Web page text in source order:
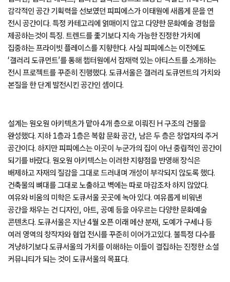
감각적인 공간 기획력을 선보였던 피피에스가 이태원에 새롭게 문을 연
전시 공간이다. 특정 카테고리에 얽매이지 않고 다양한 문화예술 경험을
제공하는것이 특징. 트렌드를 좇기보다 지속 가능한 진정한 가치에
집중하는 프라이빗 플레이스를 지향한다. 사실 피피에스는 이전에도
‘갤러리 도큐먼트’를 통해 챕터원에서 잠재력 있는 아티스트를 소개하는
전시 프로젝트를 꾸준히 진행했다. 도큐서울은 갤러리 도큐먼트의 가치와
본질을 한 단계 발전시킨 공간인 셈이다.
설계는 원오원 아키텍츠가 맡아 4개 층으로 이뤄진 H 구조의 건물을
완성했다. 지하 1층과 1층은 복합 문화 공간, 남은 두 층은 창업자의 주거
공간이다. 하지만 피피에스는 이곳이 누군가의 집이 아닌 중립적인 공간이
되기를 바랐다. 원오원 아키텍스는 이러한 지향점을 반영해 장식은
배제하고 자재의 질감을 그대로 드러내며 개성이 부각되지 않도록 했다.
건축물의 뼈대를 그대로 노출하고 벽에는 따로 마감조차 하지 않았다.
여유와 비움의 미학은 도큐서울 곳곳에 녹아 있다. 여유롭게 비워낸
공간을 채우는 건 디자인, 아트, 공예 등을 아우르는 다양한 문화예술
콘텐츠다. 도큐서울은 지난 4월 오픈 이래 메산 분재, 도예가 구세나 등
여러 영역의 창작자와 협업 전시를 꾸준히 이어가고있다. 불특정 다수를
겨냥하기보다 도큐서울의 가치를 이해하는 이들이 결집하는 진정한 소셜
커뮤니티가 되는 것이 도큐서울의 목표다.